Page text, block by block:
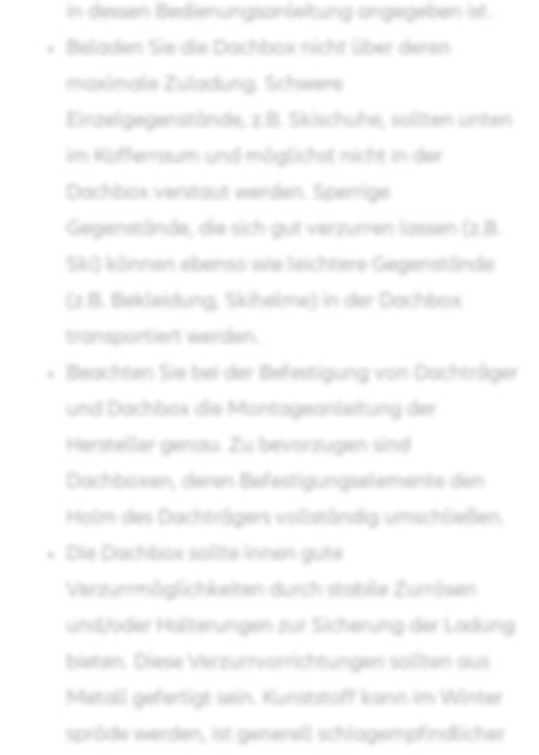
in dessen Bedienungsanleitung angegeben ist.
Beladen Sie die Dachbox nicht über deren
maximale Zuladung. Schwere
Einzelgegenstände, z.B. Skischuhe, sollten unten
im Kofferraum und möglichst nicht in der
Dachbox verstaut werden. Sperrige
Gegenstände, die sich gut verzurren lassen (z.B.
Ski) können ebenso wie leichtere Gegenstände
(z.B. Bekleidung, Skihelme) in der Dachbox
transportiert werden.
Beachten Sie bei der Befestigung von Dachträger
und Dachbox die Montageanleitung der
Hersteller genau. Zu bevorzugen sind
Dachboxen, deren Befestigungselemente den
Holm des Dachträgers vollständig umschließen.
Die Dachbox sollte innen gute
Verzurrmöglichkeiten durch stabile Zurrösen
und/oder Halterungen zur Sicherung der Ladung
bieten. Diese Verzurrvorrichtungen sollten aus
Metall gefertigt sein. Kunststoff kann im Winter
spröde werden, ist generell schlagempfindlicher